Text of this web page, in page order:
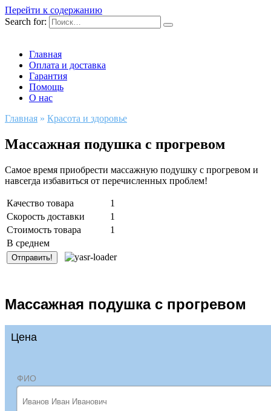
Перейти к содержанию
Search for:
Главная
Оплата и доставка
Гарантия
Помощь
О нас
Главная » Красота и здоровье
Массажная подушка с прогревом
Самое время приобрести массажную подушку с прогревом и
навсегда избавиться от перечисленных проблем!
Качество товара
1
Скорость доставки
1
Стоимость товара
1
В среднем
Массажная подушка с прогревом
Цена
ФИО